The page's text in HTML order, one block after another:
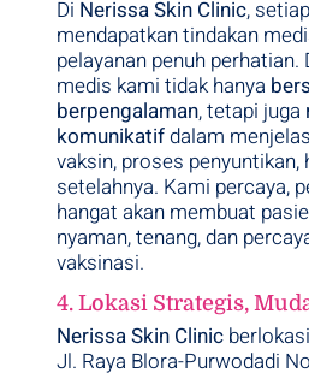
Di Nerissa Skin Clinic,
mendapatkan tindakan
pelayanan penuh
medis kami tidak hanya
berpengalaman, tetapi juga
komunikatifdalam
vaksin, proses
setelahnya. Kami percaya,
hangat akan membuat
nyaman, tenang, dan
vaksinasi.
4. Lokasi Strategis,
Nerissa Skin Clinic
Jl. Raya Blora-Purwodadi